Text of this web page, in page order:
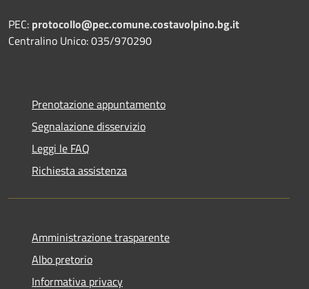
PEC: protocollo@pec.comune.costavolpino.bg.it
Centralino Unico: 035/970290
Prenotazione appuntamento
Segnalazione disservizio
Leggi le FAQ
Richiesta assistenza
Amministrazione trasparente
Albo pretorio
Informativa privacy